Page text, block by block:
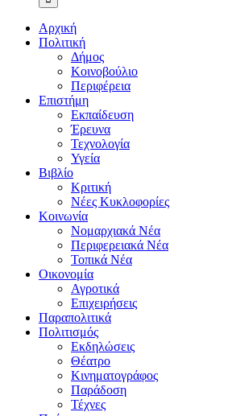
Αρχική
Πολιτική
Δήμος
Κοινοβούλιο
Περιφέρεια
Επιστήμη
Εκπαίδευση
Έρευνα
Τεχνολογία
Υγεία
Βιβλίο
Κριτική
Νέες Κυκλοφορίες
Κοινωνία
Νομαρχιακά Νέα
Περιφερειακά Νέα
Τοπικά Νέα
Οικονομία
Αγροτικά
Επιχειρήσεις
Παραπολιτικά
Πολιτισμός
Εκδηλώσεις
Θέατρο
Κινηματογράφος
Παράδοση
Τέχνες